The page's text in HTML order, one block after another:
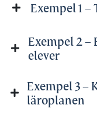
Exempel 1
Exempel 2 –
elever
Exempel 3 –
läroplanen